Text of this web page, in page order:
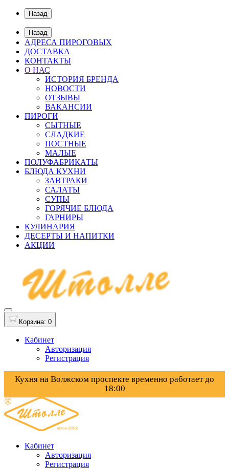
Назад
Назад
АДРЕСА ПИРОГОВЫХ
ДОСТАВКА
КОНТАКТЫ
О НАС
ИСТОРИЯ БРЕНДА
НОВОСТИ
ОТЗЫВЫ
ВАКАНСИИ
ПИРОГИ
СЫТНЫЕ
СЛАДКИЕ
ПОСТНЫЕ
МАЛЫЕ
ПОЛУФАБРИКАТЫ
БЛЮДА КУХНИ
ЗАВТРАКИ
САЛАТЫ
СУПЫ
ГОРЯЧИЕ БЛЮДА
ГАРНИРЫ
КУЛИНАРИЯ
ДЕСЕРТЫ И НАПИТКИ
АКЦИИ
Корзина: 0
Кабинет
Авторизация
Регистрация
Кухня на Волжском проспекте временно работает до
18:00
Кабинет
Авторизация
Регистрация